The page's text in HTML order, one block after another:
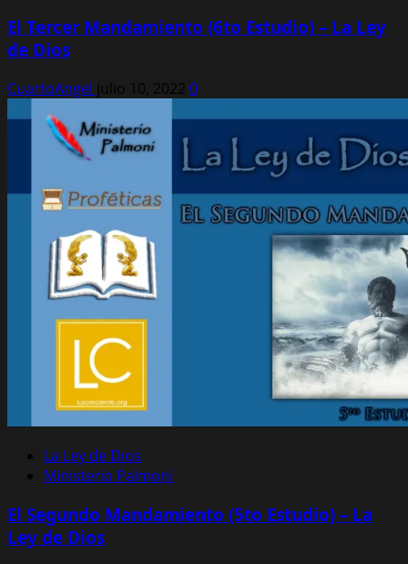
El Tercer Mandamiento (6to Estudio) – La Ley
de Dios
CuartoAngel julio 10, 2022 0
La Ley de Dios
Ministerio Palmoni
El Segundo Mandamiento (5to Estudio) – La
Ley de Dios